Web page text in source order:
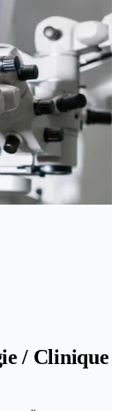
/ Clinique